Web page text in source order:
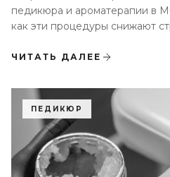
педикюра и ароматерапии в
как эти процедуры снижают
ЧИТАТЬ ДАЛЕЕ
ПЕДИКЮР